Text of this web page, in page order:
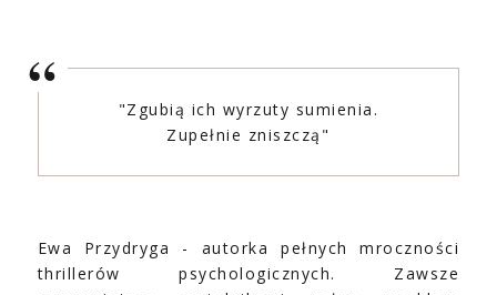
"Zgubią ich wyrzuty sumienia.
Zupełnie zniszczą"
Ewa Przydryga - autorka pełnych mroczności
thrillerów psychologicznych. Zawsze